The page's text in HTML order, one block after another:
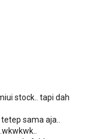
stock.. tapi dah
sama aja..